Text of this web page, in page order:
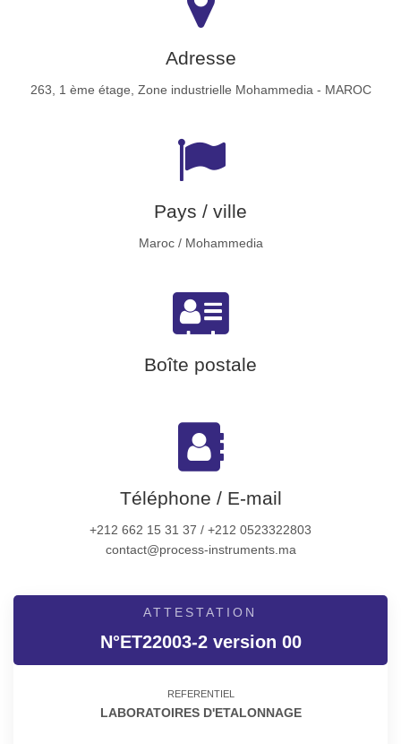
Adresse
263, 1 ème étage, Zone industrielle Mohammedia - MAROC
Pays / ville
Maroc / Mohammedia
Boîte postale
Téléphone / E-mail
+212 662 15 31 37 / +212 0523322803
contact@process-instruments.ma
ATTESTATION
N°ET22003-2 version 00
REFERENTIEL
LABORATOIRES D'ETALONNAGE